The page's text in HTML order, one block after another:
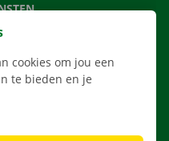
cookies om jou een
te bieden en je